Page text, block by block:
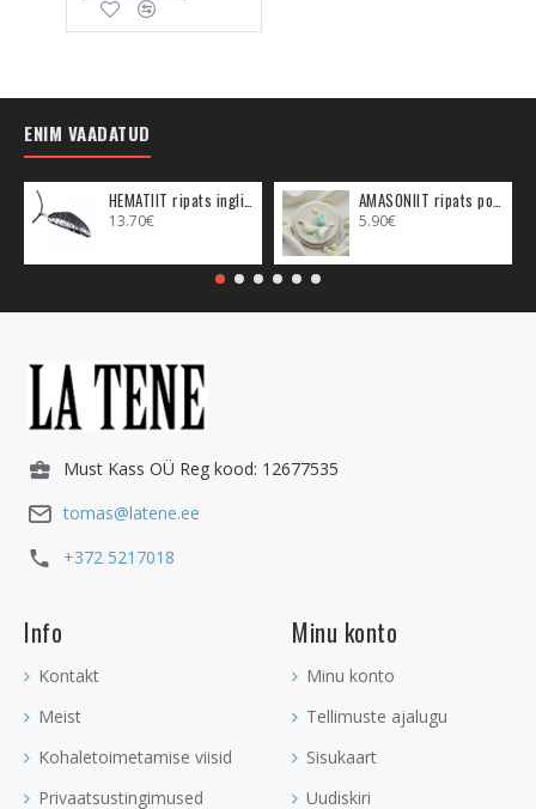
ENIM VAADATUD
13.70€ 5.90€
Must Kass OÜ Reg kood: 12677535
tomas@latene.ee
+372 5217018
Info
Kontakt
Meist
Kohaletoimetamise viisid
Privaatsustingimused
Minu konto
Minu konto
Tellimuste ajalugu
Sisukaart
Uudiskiri